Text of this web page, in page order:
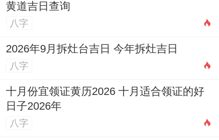
黄道吉日查询
八字
2026年9月拆灶台吉日 今年拆灶吉日
八字
十月份宜领证黄历2026 十月适合领证的好
日子2026年
八字